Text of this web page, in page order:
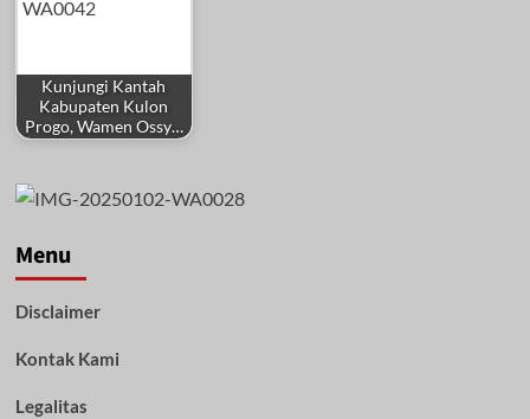
Kunjungi Kantah
Kabupaten Kulon
Progo, Wamen Ossy…
Menu
Disclaimer
Kontak Kami
Legalitas